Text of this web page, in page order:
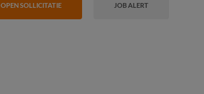
OPEN SOLLICITATIE JOB ALERT